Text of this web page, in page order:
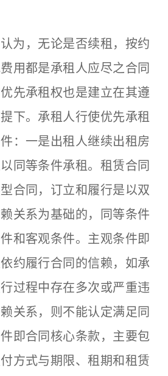
，无论是否续租，按约
用都是承租人应尽之合同
先承租权也是建立在其遵
下。承租人行使优先承租
：一是出租人继续出租房
同等条件承租。租赁合同
合同，订立和履行是以双
关系为基础的，同等条件
和客观条件。主观条件即
约履行合同的信赖，如承
过程中存在多次或严重违
关系，则不能认定满足同
即合同核心条款，主要包
方式与期限、租期和租赁